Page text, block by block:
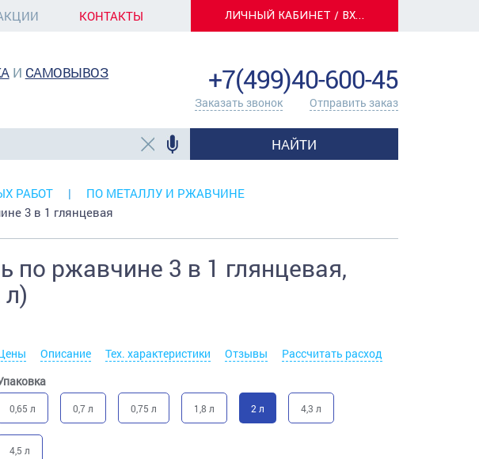
КОНТАКТЫ ЛИЧНЫЙ КАБИНЕТ / ВХОД
И САМОВЫВОЗ +7(499)40-600-45
Заказать звонок Отправить заказ
НАЙТИ
РАБОТ
ПО МЕТАЛЛУ И РЖАВЧИНЕ
3 в 1 глянцевая
по ржавчине 3 в 1 глянцевая,
Описание Тех. характеристики Отзывы
Рассчитать расход
0,65 л 0,7 л 0,75 л 1,8 л 2 л 4,3 л
4,5 л